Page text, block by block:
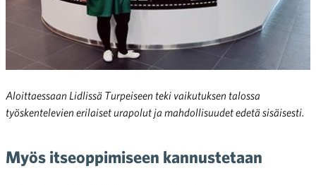
Aloittaessaan Lidlissä Turpeiseen teki vaikutuksen talossa
työskentelevien erilaiset urapolut ja mahdollisuudet edetä sisäisesti.
Myös itseoppimiseen kannustetaan